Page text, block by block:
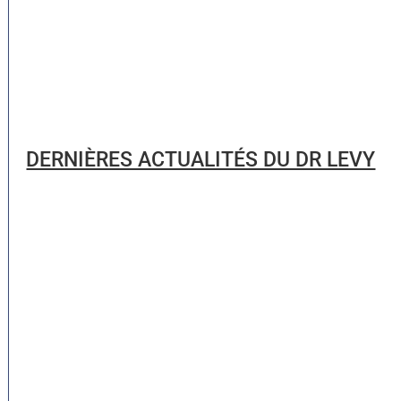
DERNIÈRES ACTUALITÉS DU DR LEVY